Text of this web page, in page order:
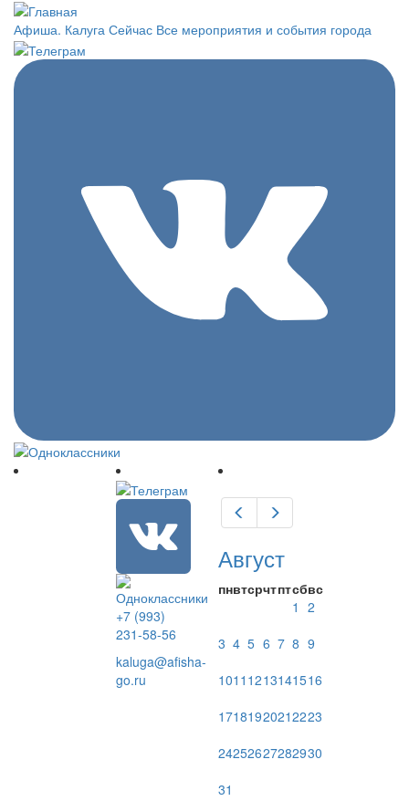
Перейти
основному
содержанию
Афиша. Калуга Сейчас Все мероприятия и события города
+7 (993)
231-58-56
kaluga@afisha-
go.ru
Предыдущий
Август
пнвтсрчтптсбвс
1 2
3 4 5 6 7 8 9
1011 1213141516
17181920212223
24252627282930
31